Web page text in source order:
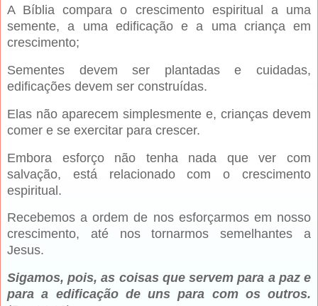
A Bíblia compara o crescimento espiritual a uma
semente, a uma edificação e a uma criança em
crescimento;
Sementes devem ser plantadas e cuidadas,
edificações devem ser construídas.
Elas não aparecem simplesmente e, crianças devem
comer e se exercitar para crescer.
Embora esforço não tenha nada que ver com
salvação, está relacionado com o crescimento
espiritual.
Recebemos a ordem de nos esforçarmos em nosso
crescimento, até nos tornarmos semelhantes a
Jesus.
Sigamos, pois, as coisas que servem para a paz e
para a edificação de uns para com os outros.